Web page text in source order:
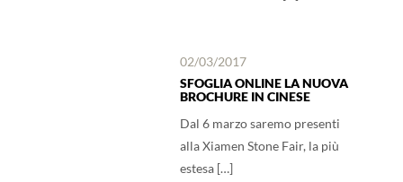
02/03/2017
SFOGLIA ONLINE LA NUOVA
BROCHURE IN CINESE
Dal 6 marzo saremo presenti
alla Xiamen Stone Fair, la più
estesa […]